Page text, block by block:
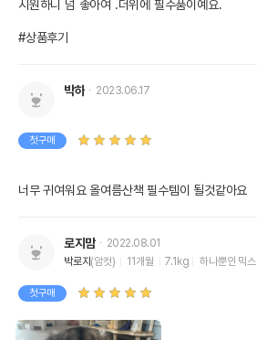
시원하니 넘 좋아여 .더위에 필수품이예요.
#상품후기
박하 2023.06.17
첫구매
너무 귀여워요 올여름산책 필수템이 될것같아요
로지맘
2022.08.01
박로지 (암컷) 11개월 7.1kg 하나뿐인 믹스
첫구매